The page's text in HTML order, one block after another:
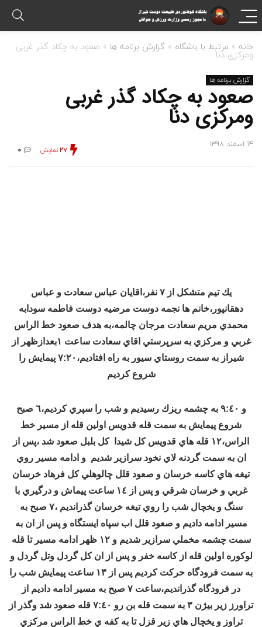
خانه » مرتبط با باشگاه » گزارش برنامه ها » صعود به چکاد گذر غربی
ومرکزی دنا
گزارش برنامه ها
صعود به چکاد گذر غربی
ومرکزی دنا
14 اسفند 1398 27نمایش 0
يك تيم متشكل از ٧ نفر،اقايان عباس سعادت و عباس
دهقانپور،خانم ها نجمه دوست مرضيه دوست فاطمه سودابه
محمدي مريم سعادت مرجان چالمه،به هدف صعود خط الراس
غربي و مركزي به سرپرستي اقاي سعادت ساعت ١بعدازظهر از
شيراز به سمت روستاي سيور به راه افتاديم،٧:٢٠ پيمايش را
شروع كرديم
و ٩:٤٠ به چشمه ريزك رسيديم و شب را سپري كرديم،٦ صبح
شروع پيمايش به سمت قله قدويس اولين قله از مسير خط
الراس،١٢ قله هاي قدويس كل شيدا كل بلبل صعود شد ،پس از
ان به سمت گردنه لاي نخود سرازير شديم و ادامه مسير روي
تيغه هاي كاسه خرسان و صعود قلل چالوهلي كل فرهاد خرسان
غربي و خرسان شرقي و پس از ١٤ ساعت پيماش و درگيري با
سنگ و يخچال شب را روي تيغه خرسان گذرانديم ،٧ صبح به
مسير ادامه داديم و صعود قلل اب سپاه ايستگاه و پس از ان به
سمت چشمه مخملي سرازير شديم و ١٢ ظهر ادامه مسير تا قله
لوكوره اولين قله از كاسه خفر و پس از ان كل گردل وتل گردل و
به سمت فرودگاه حركت كرديم پس از ١٣ ساعت پيمايش شب را
در فرودگاه گذرانديم،ساعت ٧ صبح به مسير ادامه داديم از
تراورز زير بيژن ٣ به سمت قله بن رو ٧:٤٠ قله صعود شد وگذر از
تراوز و يخچال هاي زير قزل تا به كفه ي خط الراس مركزي